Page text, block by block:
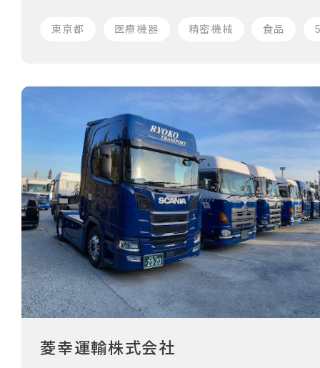
東京都 医療機器 精密機械 食品
菱幸運輸株式会社